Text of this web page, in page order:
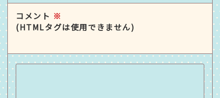
コメント ※
(HTMLタグは使用できません)